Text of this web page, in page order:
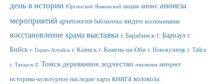
день в истории Юргинский Яшкинский акция анонс анонсы
мероприятий археология библиотеки видео воспоминания
восстановление храма выставка г. Барабинск г. Барнаул г.
Бийск г. Горно-Алтайск г. Каинск г. Камень-на-Оби г. Новокузнецк г. Тайга
г. Татарск г. Томск деревянное зодчество инклюзия интернет
историко-культурное наследие карта книга колокола